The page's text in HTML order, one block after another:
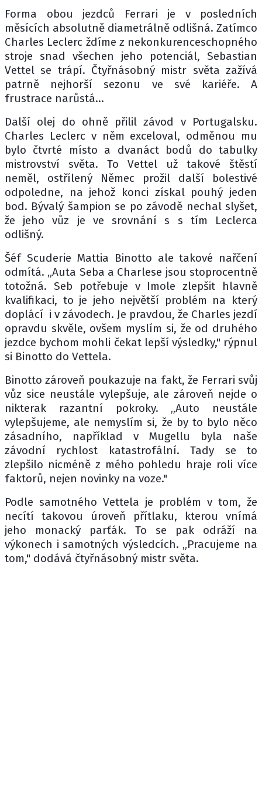
Forma obou jezdců Ferrari je v posledních
měsících absolutně diametrálně odlišná. Zatímco
Charles Leclerc ždíme z nekonkurenceschopného
stroje snad všechen jeho potenciál, Sebastian
Vettel se trápí. Čtyřnásobný mistr světa zažívá
patrně nejhorší sezonu ve své kariéře. A
frustrace narůstá...
Další olej do ohně přilil závod v Portugalsku.
Charles Leclerc v něm exceloval, odměnou mu
bylo čtvrté místo a dvanáct bodů do tabulky
mistrovství světa. To Vettel už takové štěstí
neměl, ostřílený Němec prožil další bolestivé
odpoledne, na jehož konci získal pouhý jeden
bod. Bývalý šampion se po závodě nechal slyšet,
že jeho vůz je ve srovnání s s tím Leclerca
odlišný.
Šéf Scuderie Mattia Binotto ale takové nařčení
odmítá. „Auta Seba a Charlese jsou stoprocentně
totožná. Seb potřebuje v Imole zlepšit hlavně
kvalifikaci, to je jeho největší problém na který
doplácí i v závodech. Je pravdou, že Charles jezdí
opravdu skvěle, ovšem myslím si, že od druhého
jezdce bychom mohli čekat lepší výsledky," rýpnul
si Binotto do Vettela.
Binotto zároveň poukazuje na fakt, že Ferrari svůj
vůz sice neustále vylepšuje, ale zároveň nejde o
nikterak razantní pokroky. „Auto neustále
vylepšujeme, ale nemyslím si, že by to bylo něco
zásadního, například v Mugellu byla naše
závodní rychlost katastrofální. Tady se to
zlepšilo nicméně z mého pohledu hraje roli více
faktorů, nejen novinky na voze."
Podle samotného Vettela je problém v tom, že
necítí takovou úroveň přítlaku, kterou vnímá
jeho monacký parťák. To se pak odráží na
výkonech i samotných výsledcích. „Pracujeme na
tom," dodává čtyřnásobný mistr světa.